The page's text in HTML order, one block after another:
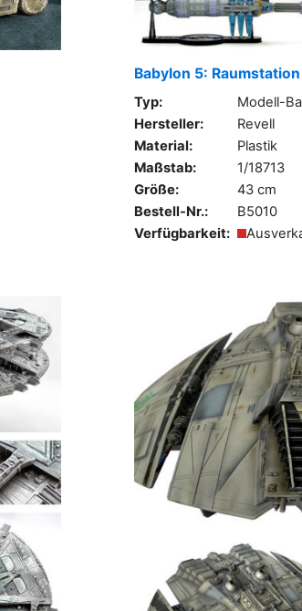
Babylon 5: Raumstation
Typ:
Modell-
Hersteller:
Revell
Material:
Plastik
Maßstab:
1/18713
Größe:
43 cm
Bestell-Nr.:
B5010
Verfügbarkeit: